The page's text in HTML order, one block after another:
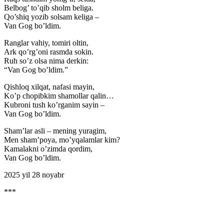
Belbog’ to’qib sholm beliga.
Qo’shiq yozib solsam keliga –
Van Gog bo’ldim.
Ranglar vahiy, tomiri oltin,
Ark qo’rg’oni rasmda sokin.
Ruh so’z olsa nima derkin:
“Van Gog bo’ldim.”
Qishloq xilqat, nafasi mayin,
Ko’p chopibkim shamollar qalin…
Kubroni tush ko’rganim sayin –
Van Gog bo’ldim.
Sham’lar asli – mening yuragim,
Men sham’poya, mo’yqalamlar kim?
Kamalakni o’zimda qordim,
Van Gog bo’ldim.
2025 yil 28 noyabr
***